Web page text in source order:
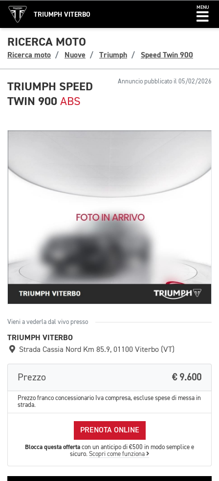
TRIUMPH VITERBO
MENU
RICERCA MOTO
Ricerca moto Nuove Triumph Speed Twin 900
Annuncio pubblicato il 05/02/2026
TRIUMPH SPEED
TWIN 900 ABS
Vieni a vederla dal vivo presso
TRIUMPH VITERBO
Strada Cassia Nord Km 85.9, 01100 Viterbo (VT)
Prezzo € 9.600
Prezzo franco concessionario Iva compresa, escluse spese di messa in
strada.
PRENOTA ONLINE
Blocca questa offerta con un anticipo di €500 in modo semplice e
sicuro. Scopri come funziona